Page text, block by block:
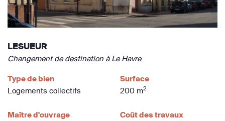
LESUEUR
Changement de destination à Le Havre
Type de bien
Logements collectifs
Surface
200 m2
Maître d'ouvrage
Coût des travaux